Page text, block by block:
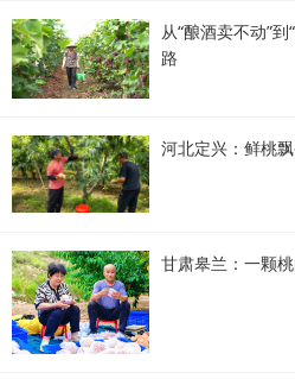
从“酿酒卖不动”
路
河北定兴：鲜桃
甘肃皋兰：一颗